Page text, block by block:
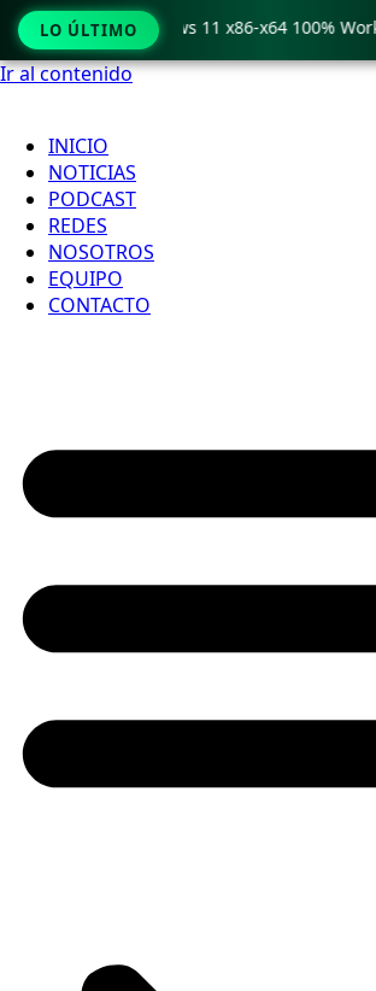
Ir al contenido
INICIO
NOTICIAS
PODCAST
REDES
NOSOTROS
EQUIPO
CONTACTO
LO ÚLTIMO
Crack only Windows 11 x86-x64 100%